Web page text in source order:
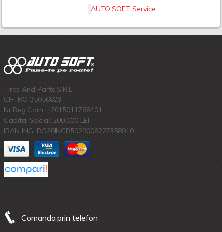
AUTO SOFT Service
Tires And Parts S.R.L.
CIF: RO 35056829
Nr.Reg.Com.: J2015011788401
Capital Social: 200.000 LEI
IBAN ING: RO20INGB5029008227358910
Comanda prin telefon